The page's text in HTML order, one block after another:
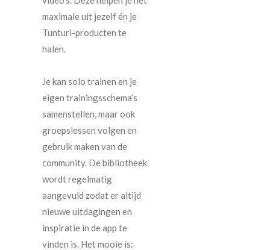
maximale uit jezelf én je
Tunturi-producten te
halen.
Je kan solo trainen en je
eigen trainingsschema’s
samenstellen, maar ook
groepslessen volgen en
gebruik maken van de
community. De bibliotheek
wordt regelmatig
aangevuld zodat er altijd
nieuwe uitdagingen en
inspiratie in de app te
vinden is. Het mooie is: